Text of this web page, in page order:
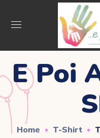
E Poi
Home T-Shirt